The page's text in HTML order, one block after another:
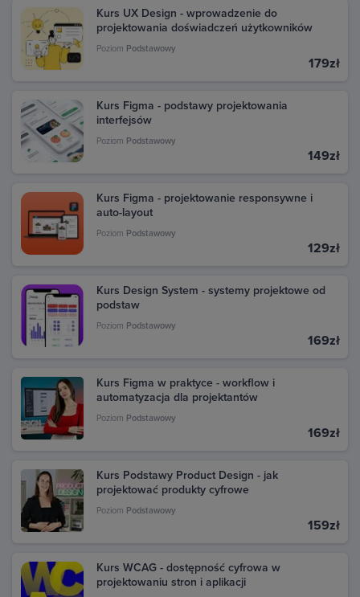
się na swoje konto Google, z którego dokonano
zakupu. W sekcji Aktywność znajdziesz wszystkie
transakcje dokonane w Google Play. Kliknij daną
transakcję, aby zobaczyć szczegóły i pobrać fakturę.
Kurs UX Design - wprowadzenie do
projektowania doświadczeń użytkowników
Poziom Podstawowy
179zł
Kurs Figma - podstawy projektowania
interfejsów
Poziom Podstawowy
149zł
Kurs Figma - projektowanie responsywne i
auto-layout
Poziom Podstawowy
129zł
Kurs Design System - systemy projektowe od
podstaw
Poziom Podstawowy
169zł
Kurs Figma w praktyce - workflow i
automatyzacja dla projektantów
Poziom Podstawowy
169zł
Kurs Podstawy Product Design - jak
projektować produkty cyfrowe
Poziom Podstawowy
159zł
Kurs WCAG - dostępność cyfrowa w
projektowaniu stron i aplikacji